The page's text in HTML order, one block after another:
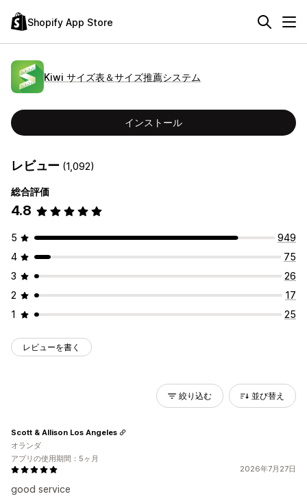
Shopify App Store
Kiwi サイズ表＆サイズ推薦システム
インストール
レビュー (1,092)
総合評価
4.8
5
949
4
75
3
26
2
17
1
25
レビューを書く
絞り込む 並び替え
2026年7月27日
good service
Scott & Allison Los Angeles
オランダ
アプリの使用期間：5ヶ月